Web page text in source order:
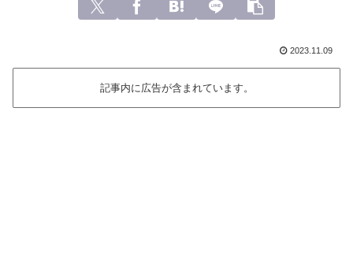
2023.11.09
記事内に広告が含まれています。